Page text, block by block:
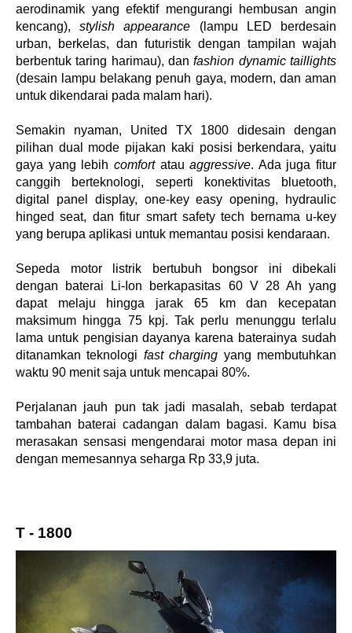
aerodinamik yang efektif mengurangi hembusan angin
kencang), stylish appearance (lampu LED berdesain
urban, berkelas, dan futuristik dengan tampilan wajah
berbentuk taring harimau), dan fashion dynamic taillights
(desain lampu belakang penuh gaya, modern, dan aman
untuk dikendarai pada malam hari).
Semakin nyaman, United TX 1800 didesain dengan
pilihan dual mode pijakan kaki posisi berkendara, yaitu
gaya yang lebih comfort atau aggressive. Ada juga fitur
canggih berteknologi, seperti konektivitas bluetooth,
digital panel display, one-key easy opening, hydraulic
hinged seat, dan fitur smart safety tech bernama u-key
yang berupa aplikasi untuk memantau posisi kendaraan.
Sepeda motor listrik bertubuh bongsor ini dibekali
dengan baterai Li-Ion berkapasitas 60 V 28 Ah yang
dapat melaju hingga jarak 65 km dan kecepatan
maksimum hingga 75 kpj. Tak perlu menunggu terlalu
lama untuk pengisian dayanya karena baterainya sudah
ditanamkan teknologi fast charging yang membutuhkan
waktu 90 menit saja untuk mencapai 80%.
Perjalanan jauh pun tak jadi masalah, sebab terdapat
tambahan baterai cadangan dalam bagasi. Kamu bisa
merasakan sensasi mengendarai motor masa depan ini
dengan memesannya seharga Rp 33,9 juta.
T - 1800